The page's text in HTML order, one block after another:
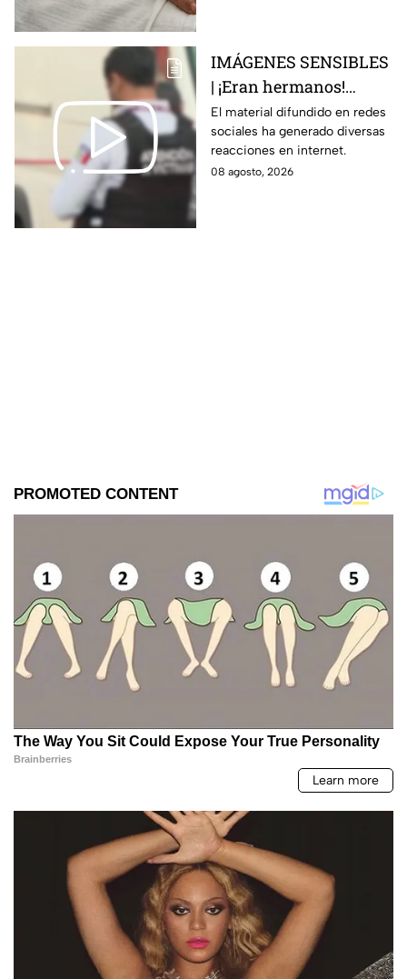
IMÁGENES SENSIBLES
| ¡Eran hermanos!
Captan brut4l agresión
contra un hombre que
perdió la vid4
El material difundido en redes
sociales ha generado diversas
reacciones en internet.
08 agosto, 2026